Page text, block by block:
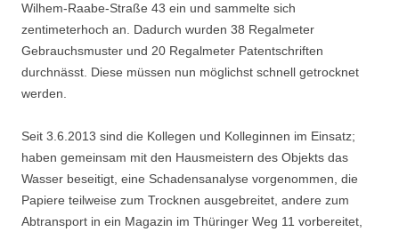
Wilhem-Raabe-Straße 43 ein und sammelte sich
zentimeterhoch an. Dadurch wurden 38 Regalmeter
Gebrauchsmuster und 20 Regalmeter Patentschriften
durchnässt. Diese müssen nun möglichst schnell getrocknet
werden.
Seit 3.6.2013 sind die Kollegen und Kolleginnen im Einsatz;
haben gemeinsam mit den Hausmeistern des Objekts das
Wasser beseitigt, eine Schadensanalyse vorgenommen, die
Papiere teilweise zum Trocknen ausgebreitet, andere zum
Abtransport in ein Magazin im Thüringer Weg 11 vorbereitet,